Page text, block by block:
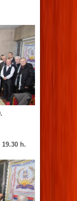
19.30 h.